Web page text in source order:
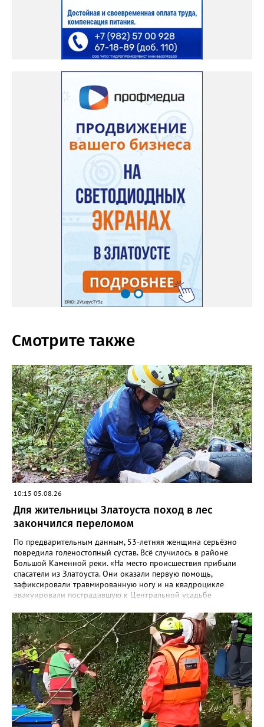
Смотрите также
10:15 05.08.26
Для жительницы Златоуста поход в лес
закончился переломом
По предварительным данным, 53-летняя женщина серьёзно
повредила голеностопный сустав. Всё случилось в районе
Большой Каменной реки. «На место происшествия прибыли
спасатели из Златоуста. Они оказали первую помощь,
зафиксировали травмированную ногу и на квадроцикле
эвакуировали пострадавшую к Центральной усадьбе
помощи», - сообщили в областной поисково-спасательной
службе. Сотрудники МЧС вновь напомнили: поход в лес и в
горы требует серьёзной подготовки и правильно
подобранного снаряжения. Например, не стоит надевать обувь
с гладкой подошвой, тем более что сейчас тропы Таганая
мокрые и грязные после недавних обильных дождей.